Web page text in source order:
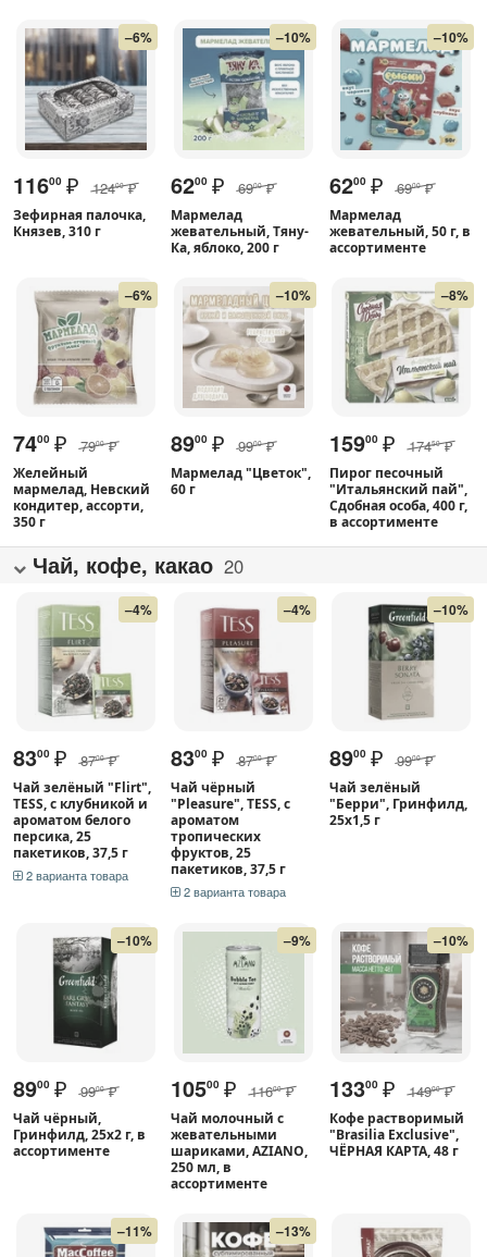
–6%
11600 ₽ 12400 ₽
Зефирная палочка,
Князев, 310 г
–10%
6200 ₽ 6900 ₽
Мармелад
жевательный, Тяну-
Ка, яблоко, 200 г
–10%
6200 ₽ 6900 ₽
Мармелад
жевательный, 50 г, в
ассортименте
–6%
7400 ₽ 7900 ₽
Желейный
мармелад, Невский
кондитер, ассорти,
350 г
–10%
8900 ₽ 9900 ₽
Мармелад "Цветок",
60 г
–8%
15900 ₽ 17450 ₽
Пирог песочный
"Итальянский пай",
Сдобная особа, 400 г,
в ассортименте
Чай, кофе, какао 20
–4%
8300 ₽ 8700 ₽
Чай зелёный "Flirt",
TESS, с клубникой и
ароматом белого
персика, 25
пакетиков, 37,5 г
2 варианта товара
–4%
8300 ₽ 8700 ₽
Чай чёрный
"Pleasure", TESS, с
ароматом
тропических
фруктов, 25
пакетиков, 37,5 г
2 варианта товара
–10%
8900 ₽ 9900 ₽
Чай зелёный
"Берри", Гринфилд,
25х1,5 г
–10%
8900 ₽ 9900 ₽
Чай чёрный,
Гринфилд, 25х2 г, в
ассортименте
–9%
10500 ₽ 11600 ₽
Чай молочный с
жевательными
шариками, AZIANO,
250 мл, в
ассортименте
–10%
13300 ₽ 14900 ₽
Кофе растворимый
"Brasilia Exclusive",
ЧЁРНАЯ КАРТА, 48 г
–11% –13%